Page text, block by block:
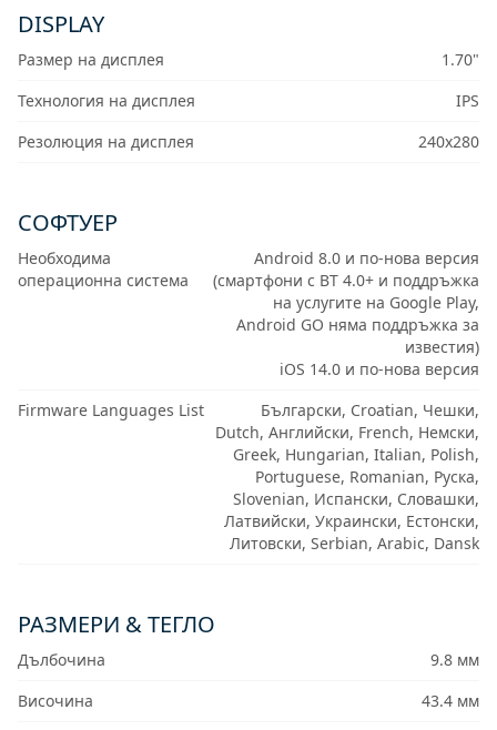
DISPLAY
Размер на дисплея
1.70"
Технология на дисплея
IPS
Резолюция на дисплея
240x280
СОФТУЕР
Необходима
операционна система
Android 8.0 и по-нова версия
(смартфони с BT 4.0+ и поддръжка
на услугите на Google Play,
Android GO няма поддръжка за
известия)
iOS 14.0 и по-нова версия
Firmware Languages List
Български, Croatian, Чешки,
Dutch, Английски, French, Немски,
Greek, Hungarian, Italian, Polish,
Portuguese, Romanian, Руска,
Slovenian, Испански, Словашки,
Латвийски, Украински, Естонски,
Литовски, Serbian, Arabic, Dansk
РАЗМЕРИ & ТЕГЛО
Дълбочина
9.8 мм
Височина
43.4 мм